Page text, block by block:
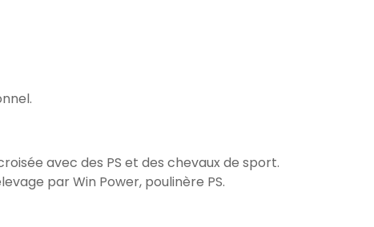
avec des PS et des chevaux de sport.
par Win Power, poulinère PS.